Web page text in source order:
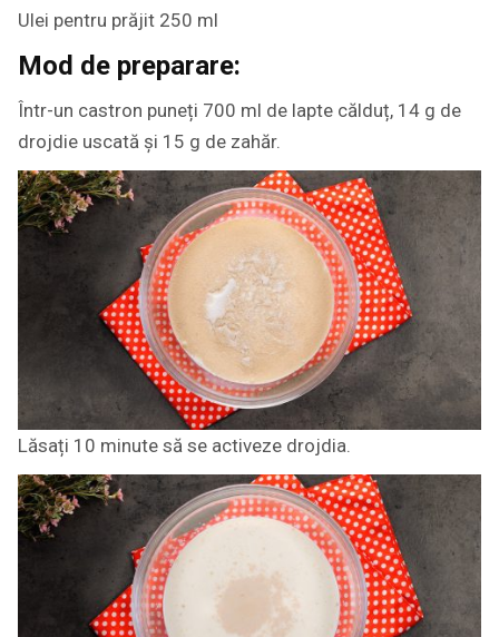
Ulei pentru prăjit 250 ml
Mod de preparare:
Într-un castron puneți 700 ml de lapte călduț, 14 g de
drojdie uscată și 15 g de zahăr.
Lăsați 10 minute să se activeze drojdia.